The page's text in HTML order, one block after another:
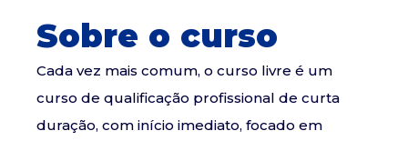
Sobre o curso
Cada vez mais comum, o curso livre é um
curso de qualificação profissional de curta
duração, com início imediato, focado em